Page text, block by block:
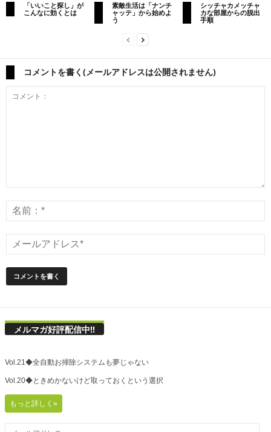
「いいこと探し」が
こんなに効くとは
素敵生活は「ナンチ
ャッテ」から始めよ
う
シッチャカメッチャ
カな部屋からの脱出
手順
コメントを書く(メールアドレスは公開されません)
メルマガ好評配信中!!
Vol.21◆全自動お掃除システムも夢じゃない
Vol.20◆ときめかないけど取っておくという選択
もっと詳しく»